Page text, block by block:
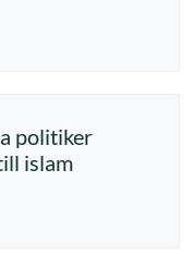
politiker
islam